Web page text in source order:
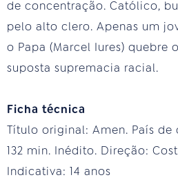
de concentração. Católico,
pelo alto clero. Apenas um
o Papa (Marcel Iures)
suposta supremacia racial.
Ficha técnica
Título original: Amen. País de
132 min. Inédito. Direção:
Indicativa: 14 anos